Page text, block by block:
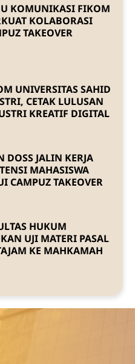
KOMUNIKASI FIKOM
KOLABORASI
TAKEOVER
UNIVERSITAS SAHID
CETAK LULUSAN
KREATIF DIGITAL
DOSS JALIN KERJA
MAHASISWA
CAMPUZ TAKEOVER
HUKUM
UJI MATERI PASAL
KE MAHKAMAH